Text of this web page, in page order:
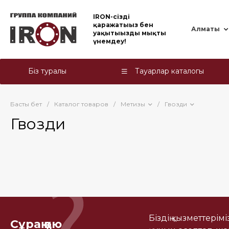
IRON-cіздің
қаражатыңыз бен
уақытыңызды мықты
үнемдеу!
Алматы
Біз туралы Тауарлар каталогы
Басты бет / Каталог товаров / Метизы / Гвозди
Гвозди
Сұрақ қою
Біздің